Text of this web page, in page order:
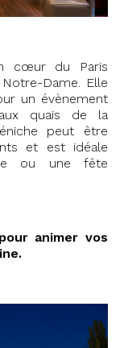
cœur du Paris
Dame. Elle
un évènement
quais de la
peut être
et est idéale
ou une fête
animer vos